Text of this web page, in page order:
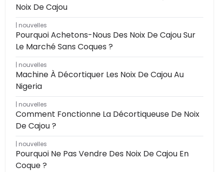
Noix De Cajou
nouvelles
Pourquoi Achetons-Nous Des Noix De Cajou Sur
Le Marché Sans Coques ?
nouvelles
Machine À Décortiquer Les Noix De Cajou Au
Nigeria
nouvelles
Comment Fonctionne La Décortiqueuse De Noix
De Cajou ?
nouvelles
Pourquoi Ne Pas Vendre Des Noix De Cajou En
Coque ?